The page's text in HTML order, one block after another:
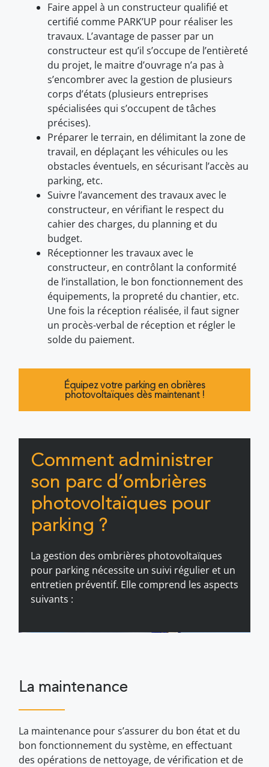
Faire appel à un constructeur qualifié et
certifié comme PARK’UP pour réaliser les
travaux. L’avantage de passer par un
constructeur est qu’il s’occupe de l’entièreté
du projet, le maitre d’ouvrage n’a pas à
s’encombrer avec la gestion de plusieurs
corps d’états (plusieurs entreprises
spécialisées qui s’occupent de tâches
précises).
Préparer le terrain, en délimitant la zone de
travail, en déplaçant les véhicules ou les
obstacles éventuels, en sécurisant l’accès au
parking, etc.
Suivre l’avancement des travaux avec le
constructeur, en vérifiant le respect du
cahier des charges, du planning et du
budget.
Réceptionner les travaux avec le
constructeur, en contrôlant la conformité
de l’installation, le bon fonctionnement des
équipements, la propreté du chantier, etc.
Une fois la réception réalisée, il faut signer
un procès-verbal de réception et régler le
solde du paiement.
Équipez votre parking en obrières
photovoltaïques dès maintenant !
Comment administrer
son parc d’ombrières
photovoltaïques pour
parking ?
La gestion des ombrières photovoltaïques
pour parking nécessite un suivi régulier et un
entretien préventif. Elle comprend les aspects
suivants :
La maintenance
La maintenance pour s’assurer du bon état et du
bon fonctionnement du système, en effectuant
des opérations de nettoyage, de vérification et de